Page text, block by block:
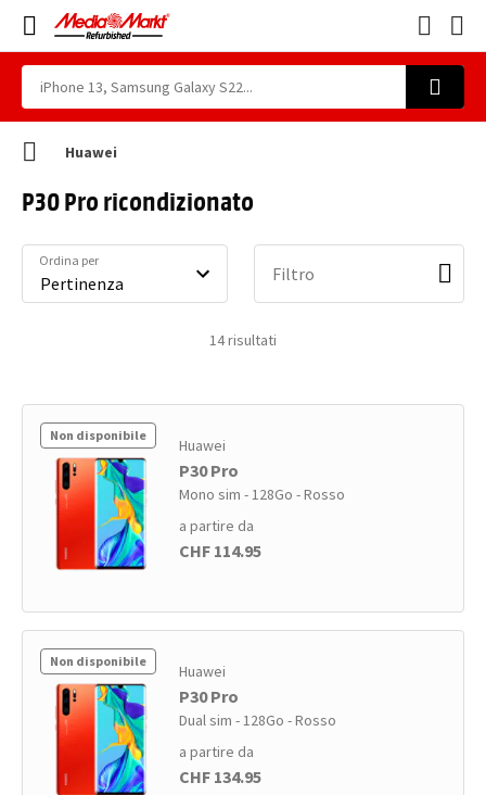
Huawei
P30 Pro ricondizionato
14risultati
Ordina per
Filtro
Non disponibile Huawei
P30 Pro
Mono sim - 128Go - Rosso
a partire da
CHF 114.95
Non disponibile Huawei
P30 Pro
Dual sim - 128Go - Rosso
a partire da
CHF 134.95